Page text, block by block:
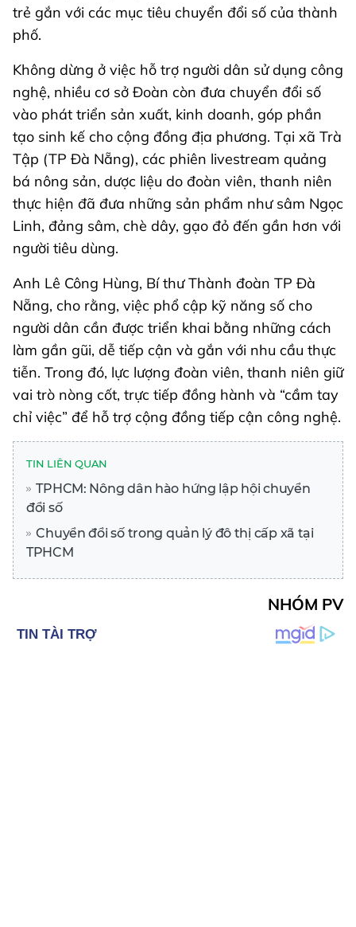
trẻ gắn với các mục tiêu chuyển đổi số của thành
phố.
Không dừng ở việc hỗ trợ người dân sử dụng công
nghệ, nhiều cơ sở Đoàn còn đưa chuyển đổi số
vào phát triển sản xuất, kinh doanh, góp phần
tạo sinh kế cho cộng đồng địa phương. Tại xã Trà
Tập (TP Đà Nẵng), các phiên livestream quảng
bá nông sản, dược liệu do đoàn viên, thanh niên
thực hiện đã đưa những sản phẩm như sâm Ngọc
Linh, đảng sâm, chè dây, gạo đỏ đến gần hơn với
người tiêu dùng.
Anh Lê Công Hùng, Bí thư Thành đoàn TP Đà
Nẵng, cho rằng, việc phổ cập kỹ năng số cho
người dân cần được triển khai bằng những cách
làm gần gũi, dễ tiếp cận và gắn với nhu cầu thực
tiễn. Trong đó, lực lượng đoàn viên, thanh niên giữ
vai trò nòng cốt, trực tiếp đồng hành và “cầm tay
chỉ việc” để hỗ trợ cộng đồng tiếp cận công nghệ.
TIN LIÊN QUAN
TPHCM: Nông dân hào hứng lập hội chuyển
đổi số
Chuyển đổi số trong quản lý đô thị cấp xã tại
TPHCM
NHÓM PV